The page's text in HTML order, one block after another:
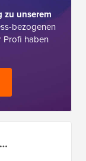
zu unserem
bezogenen
Profi haben